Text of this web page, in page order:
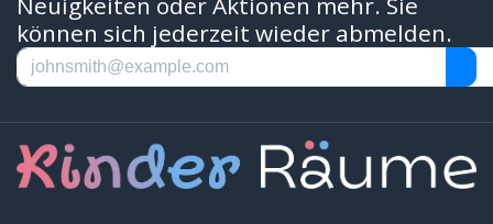
können sich jederzeit wieder abmelden.